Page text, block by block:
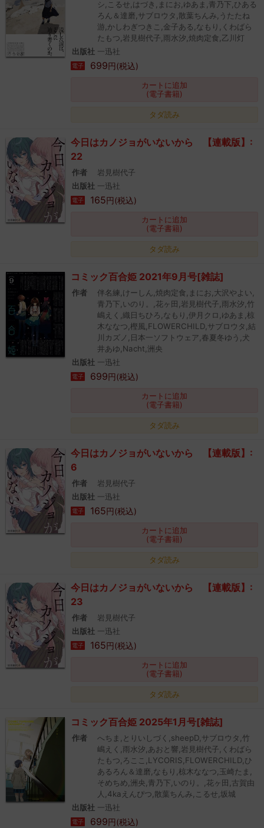
シ,こるせ,はづき,まにお,ゆあま,青乃下,ひある
ろん＆達磨,サブロウタ,散葉ちんみ,うたたね
游,かしわぎつきこ,金子ある,なもり,くわばら
たもつ,岩見樹代子,雨水汐,焼肉定食,乙川灯
出版社
一迅社
電子 699円(税込)
カートに追加
(電子書籍)
タダ読み
今日はカノジョがいないから 【連載版】:
22
作者
岩見樹代子
出版社
一迅社
電子 165円(税込)
カートに追加
(電子書籍)
タダ読み
コミック百合姫 2021年9月号[雑誌]
作者
伴名練,けーしん,焼肉定食,まにお,大沢やよい,
青乃下,いのり。,花ヶ田,岩見樹代子,雨水汐,竹
嶋えく,織日ちひろ,なもり,伊月クロ,ゆあま,椋
木ななつ,樫風,FLOWERCHILD,サブロウタ,結
川カズノ,日本一ソフトウェア,春夏冬ゆう,犬
井あゆ,Nacht,洲央
出版社
一迅社
電子 699円(税込)
カートに追加
(電子書籍)
タダ読み
今日はカノジョがいないから 【連載版】:
6
作者
岩見樹代子
出版社
一迅社
電子 165円(税込)
カートに追加
(電子書籍)
タダ読み
今日はカノジョがいないから 【連載版】:
23
作者
岩見樹代子
出版社
一迅社
電子 165円(税込)
カートに追加
(電子書籍)
タダ読み
コミック百合姫 2025年1月号[雑誌]
作者
へちま,とりいしづく,sheepD,サブロウタ,竹
嶋えく,雨水汐,あおと響,岩見樹代子,くわばら
たもつ,ろここ,LYCORIS,FLOWERCHILD,ひ
あるろん＆達磨,なもり,椋木ななつ,玉崎たま,
そめちめ,洲央,青乃下,いのり。,花ヶ田,古賀由
人,4kaえんぴつ,散葉ちんみ,こるせ,坂城
出版社
一迅社
電子 699円(税込)